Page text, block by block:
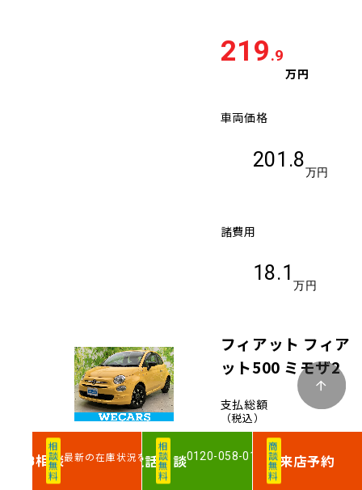
219.9
万円
車両価格
201.8
万円
諸費用
18.1
万円
フィアット フィア
ット500 ミモザ2
支払総額
（税込）
251.9
相談無料
WEB相談最新の在庫状況を確認
相談無料
電話相談0120-058-011 商談無料来店予約